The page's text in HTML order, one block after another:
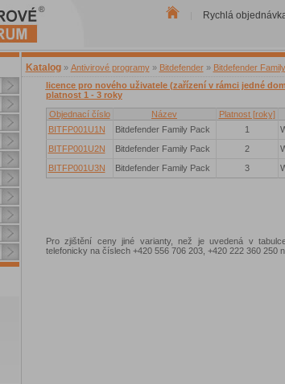
Rychlá
Katalog » Antivirové programy » Bitdefender » Bitdefender
licence pro nového uživatele (zařízení v rámci jedné
platnost 1 - 3 roky
Objednací číslo
Název Platnost [roky]
BITFP001U1N
Bitdefender Family Pack 1
BITFP001U2N
Bitdefender Family Pack 2
BITFP001U3N
Bitdefender Family Pack 3
Pro zjištění ceny jiné varianty, než je uvedená v
telefonicky na číslech +420 556 706 203, +420 222 360 250